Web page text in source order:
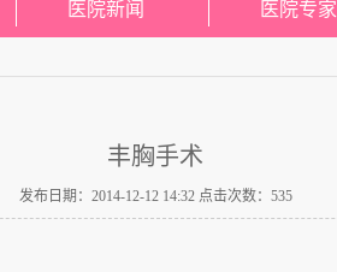
医院新闻 医院专家
丰胸手术
发布日期：2014-12-12 14:32 点击次数：535